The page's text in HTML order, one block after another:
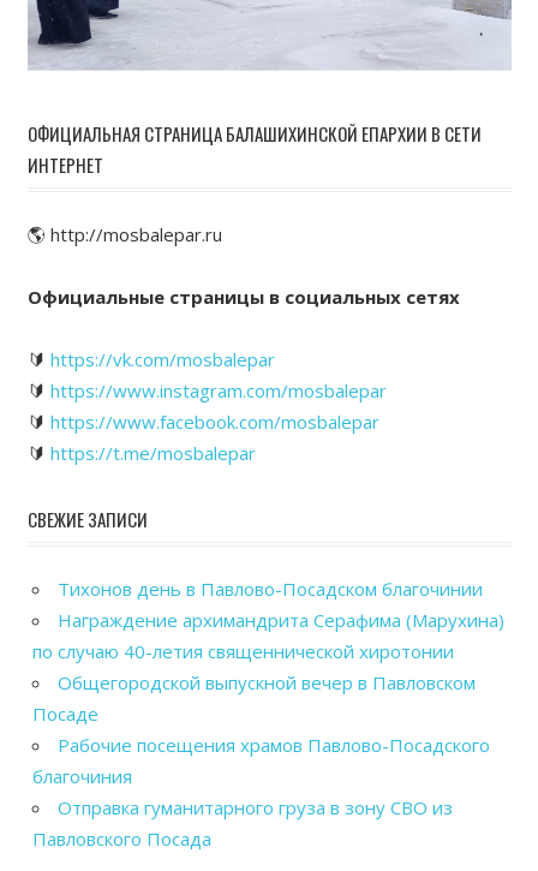
ОФИЦИАЛЬНАЯ СТРАНИЦА БАЛАШИХИНСКОЙ ЕПАРХИИ В СЕТИ
ИНТЕРНЕТ
🌎 http://mosbalepar.ru
Официальные страницы в социальных сетях
🔰 https://vk.com/mosbalepar
🔰 https://www.instagram.com/mosbalepar
🔰 https://www.facebook.com/mosbalepar
🔰 https://t.me/mosbalepar
СВЕЖИЕ ЗАПИСИ
Тихонов день в Павлово-Посадском благочинии
Награждение архимандрита Серафима (Марухина)
по случаю 40-летия священнической хиротонии
Общегородской выпускной вечер в Павловском
Посаде
Рабочие посещения храмов Павлово-Посадского
благочиния
Отправка гуманитарного груза в зону СВО из
Павловского Посада